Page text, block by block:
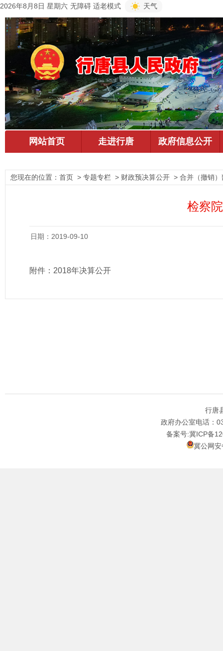
2026年8月8日 星期六 无障碍 适老模式 天气
您现在的位置： 首页 > 专题专栏 > 财政预决算公开 > 合并（撤销
检察
日期：2019-09-10
附件： 2018年决算公开